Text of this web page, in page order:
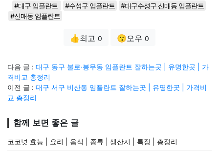
#대구 임플란트 #수성구 임플란트
#대구수성구 신매동 임플란트
#신매동 임플란트
👍최고 0 😗오우 0
다음 글 : 대구 동구 불로·봉무동 임플란트 잘하는곳 | 유명한곳 | 가
격비교 총정리
이전 글 : 대구 서구 비산동 임플란트 잘하는곳 | 유명한곳 | 가격비
교 총정리
함께 보면 좋은 글
코코넛 효능 | 요리 | 음식 | 종류 | 생산지 | 특징 | 총정리